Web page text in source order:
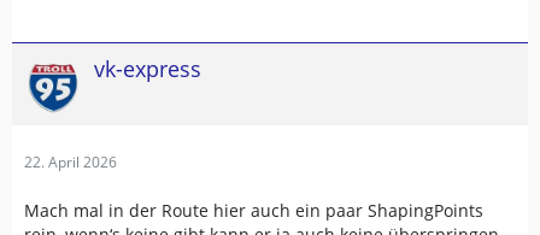
vk-express
22. April 2026
Mach mal in der Route hier auch ein paar ShapingPoints